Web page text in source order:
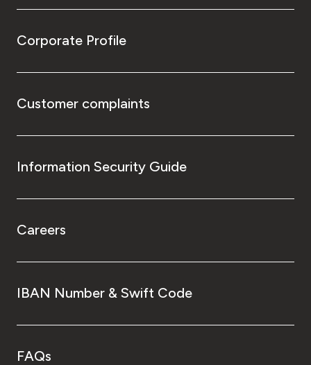
Corporate Profile
Customer complaints
Information Security Guide
Careers
IBAN Number & Swift Code
FAQs